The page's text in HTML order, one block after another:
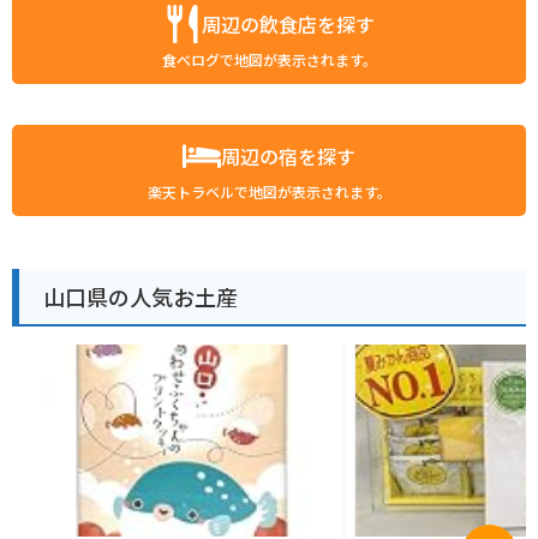
周辺の飲食店を探す
食べログで地図が表示されます。
周辺の宿を探す
楽天トラベルで地図が表示されます。
山口県の人気お土産